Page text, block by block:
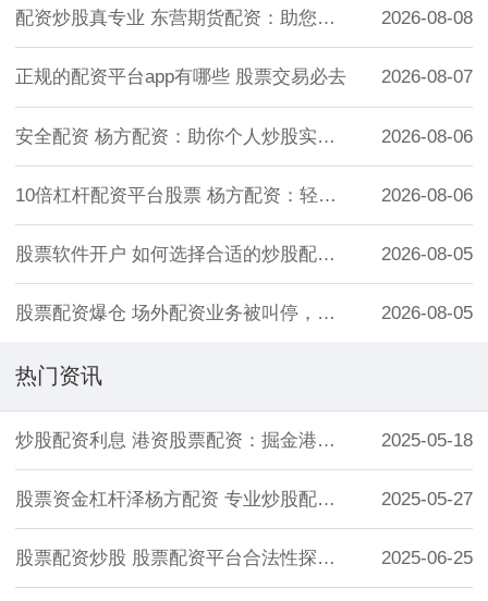
配资炒股真专业 东营期货配资：助您实现资 2026-08-08
正规的配资平台app有哪些 股票交易必去 2026-08-07
安全配资 杨方配资：助你个人炒股实现财 2026-08-06
10倍杠杆配资平台股票 杨方配资：轻杠杆 2026-08-06
股票软件开户 如何选择合适的炒股配资？ 2026-08-05
股票配资爆仓 场外配资业务被叫停，监管出 2026-08-05
热门资讯
炒股配资利息 港资股票配资：掘金港股，放 2025-05-18
股票资金杠杆泽杨方配资 专业炒股配资，助 2025-05-27
股票配资炒股 股票配资平台合法性探究：投 2025-06-25